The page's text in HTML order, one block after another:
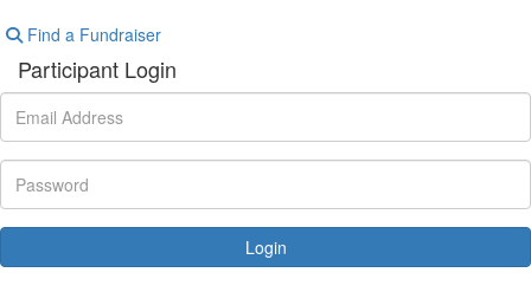
Find a Fundraiser
Participant Login
Login